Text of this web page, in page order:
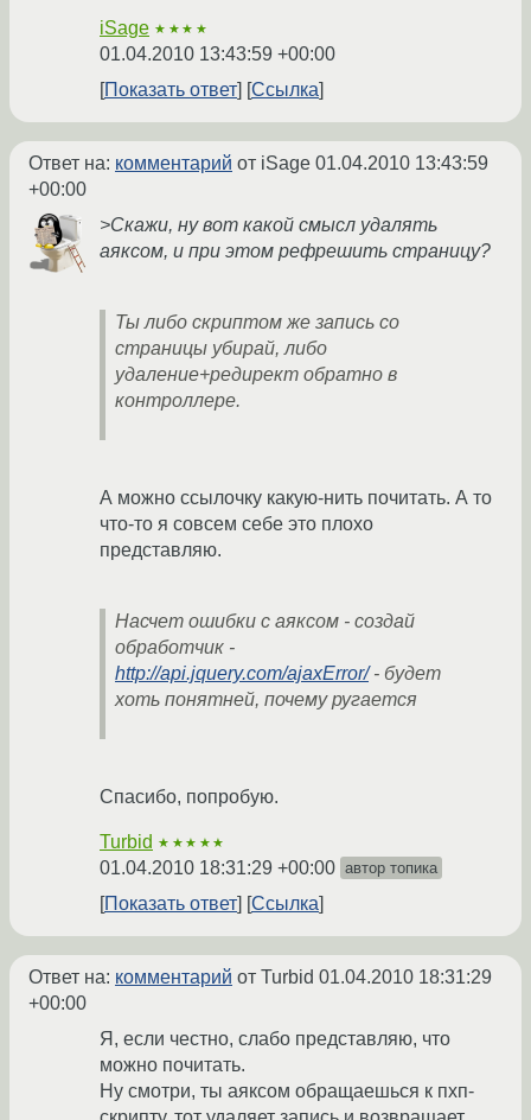
iSage ★★★★
01.04.2010 13:43:59 +00:00
Показать ответ
Ссылка
Ответ на: комментарий от iSage 01.04.2010 13:43:59
+00:00
>Скажи, ну вот какой смысл удалять
аяксом, и при этом рефрешить страницу?
Ты либо скриптом же запись со
страницы убирай, либо
удаление+редирект обратно в
контроллере.
А можно ссылочку какую-нить почитать. А то
что-то я совсем себе это плохо
представляю.
Насчет ошибки с аяксом - создай
обработчик -
http://api.jquery.com/ajaxError/- будет
хоть понятней, почему ругается
Спасибо, попробую.
Turbid ★★★★★
01.04.2010 18:31:29 +00:00 автор топика
Показать ответ Ссылка
Ответ на: комментарий от Turbid 01.04.2010 18:31:29
+00:00
Я, если честно, слабо представляю, что
можно почитать.
Ну смотри, ты аяксом обращаешься к пхп-